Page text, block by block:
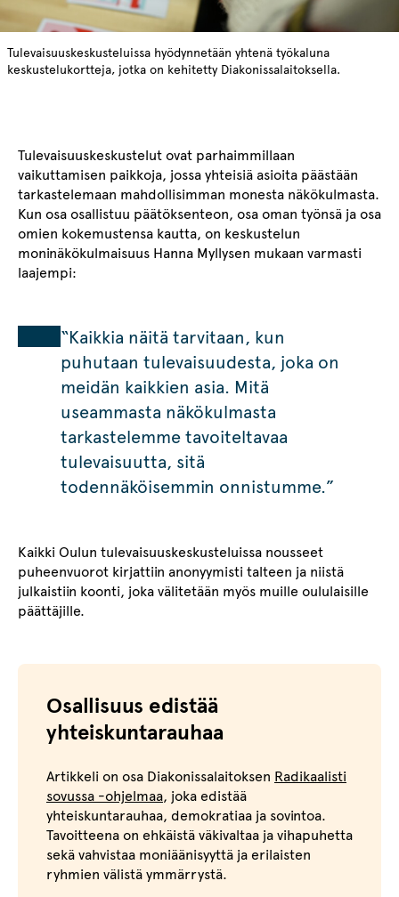
Tulevaisuuskeskusteluissa hyödynnetään yhtenä työkaluna
keskustelukortteja, jotka on kehitetty Diakonissalaitoksella.
Tulevaisuuskeskustelut ovat parhaimmillaan
vaikuttamisen paikkoja, jossa yhteisiä asioita päästään
tarkastelemaan mahdollisimman monesta näkökulmasta.
Kun osa osallistuu päätöksenteon, osa oman työnsä ja osa
omien kokemustensa kautta, on keskustelun
moninäkökulmaisuus Hanna Myllysen mukaan varmasti
laajempi:
“Kaikkia näitä tarvitaan, kun
puhutaan tulevaisuudesta, joka on
meidän kaikkien asia. Mitä
useammasta näkökulmasta
tarkastelemme tavoiteltavaa
tulevaisuutta, sitä
todennäköisemmin onnistumme.”
Kaikki Oulun tulevaisuuskeskusteluissa nousseet
puheenvuorot kirjattiin anonyymisti talteen ja niistä
julkaistiin koonti, joka välitetään myös muille oululaisille
päättäjille.
Osallisuus edistää
yhteiskuntarauhaa
Artikkeli on osa Diakonissalaitoksen Radikaalisti
sovussa -ohjelmaa, joka edistää
yhteiskuntarauhaa, demokratiaa ja sovintoa.
Tavoitteena on ehkäistä väkivaltaa ja vihapuhetta
sekä vahvistaa moniäänisyyttä ja erilaisten
ryhmien välistä ymmärrystä.